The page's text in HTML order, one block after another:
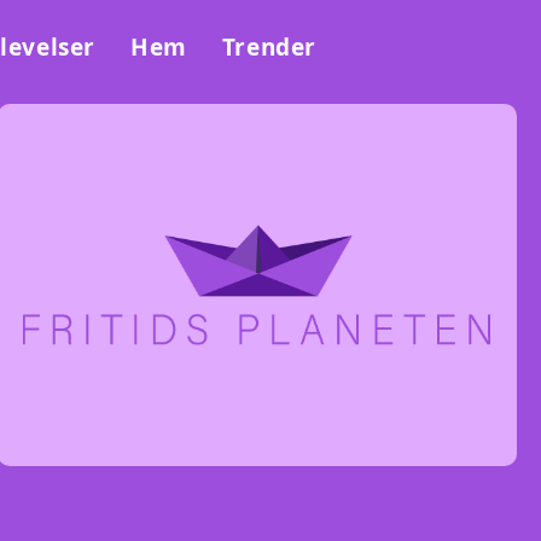
Hem Trender